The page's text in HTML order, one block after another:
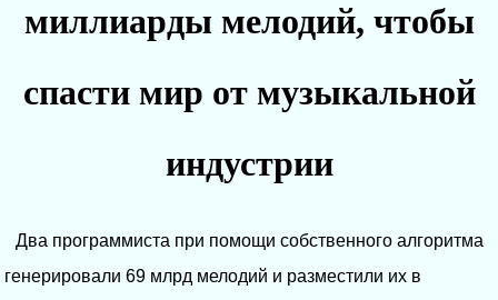
миллиарды мелодий, чтобы
спасти мир от музыкальной
индустрии
Два программиста при помощи собственного алгоритма
генерировали 69 млрд мелодий и разместили их в